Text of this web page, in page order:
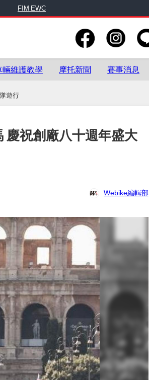
FIM EWC
輛維護教學 摩托新聞 賽事消息
遊行
慶祝創廠八十週年盛大
Webike編輯部